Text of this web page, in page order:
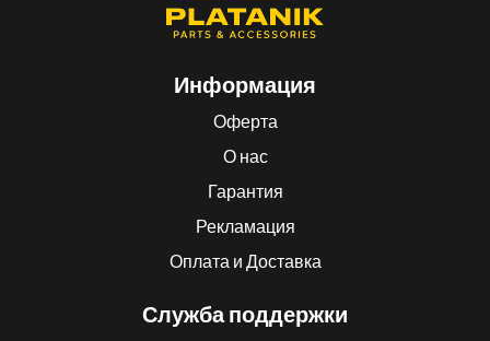
Информация
Оферта
О нас
Гарантия
Рекламация
Оплата и Доставка
Служба поддержки